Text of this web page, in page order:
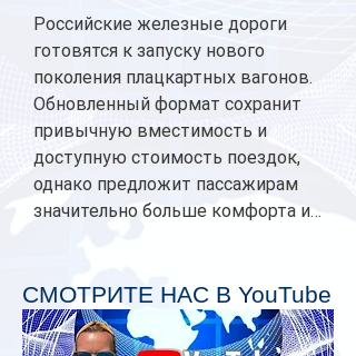
Российские железные дороги
готовятся к запуску нового
поколения плацкартных вагонов.
Обновленный формат сохранит
привычную вместимость и
доступную стоимость поездок,
однако предложит пассажирам
значительно больше комфорта и
планируется начать в 2027 году.
Одним из главных нововведений
станут индивидуальные шторки у
СМОТРИТЕ НАС В YouTube